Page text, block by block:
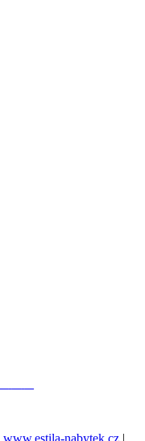
www.estila-nabytek.cz|